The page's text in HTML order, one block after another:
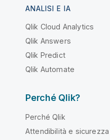
ANALISI E IA
Qlik Cloud Analytics
Qlik Answers
Qlik Predict
Qlik Automate
Perché Qlik?
Perché Qlik
Attendibilità e sicurezza